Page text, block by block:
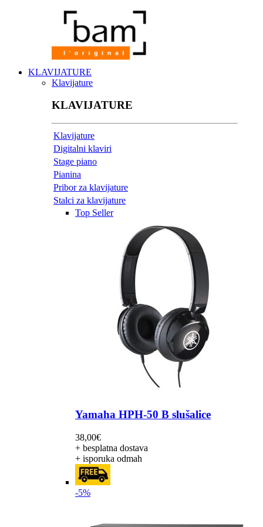
KLAVIJATURE
Klavijature
KLAVIJATURE
Klavijature
Digitalni klaviri
Stage piano
Pianina
Pribor za klavijature
Stalci za klavijature
Top Seller
Yamaha HPH-50 B slušalice
38,00€
+ besplatna dostava
+ isporuka odmah
-5%